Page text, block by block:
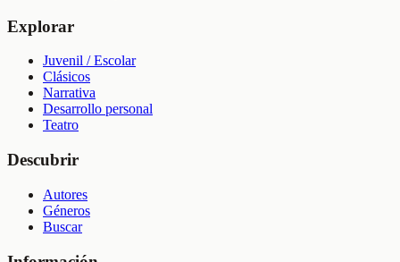
Explorar
Juvenil / Escolar
Clásicos
Narrativa
Desarrollo personal
Teatro
Descubrir
Autores
Géneros
Buscar